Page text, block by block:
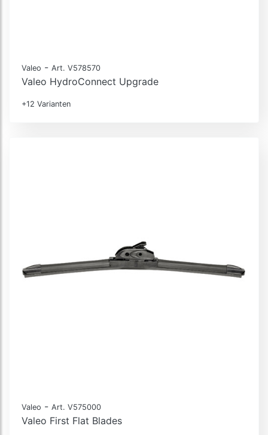
Valeo - Art. V578570
Valeo HydroConnect Upgrade
+12 Varianten
Valeo - Art. V575000
Valeo First Flat Blades